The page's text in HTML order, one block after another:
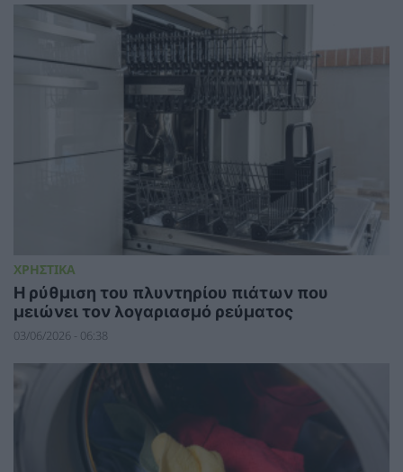
ΧΡΗΣΤΙΚΑ
Η ρύθμιση του πλυντηρίου πιάτων που
μειώνει τον λογαριασμό ρεύματος
03/06/2026 - 06:38